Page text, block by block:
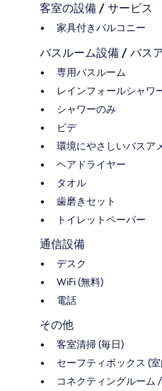
客室の設備 / サービス
家具付きバルコニー
バスルーム設備 / バス
専用バスルーム
レインフォールシャワ
シャワーのみ
ビデ
環境にやさしいバスア
ヘアドライヤー
タオル
歯磨きセット
トイレットペーパー
通信設備
デスク
WiFi (無料)
電話
その他
客室清掃 (毎日)
セーフティボックス (
コネクティングルーム